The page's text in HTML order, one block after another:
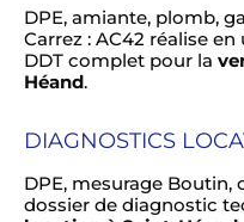
DPE, amiante, plomb,
Carrez : AC42 réalise
DDT complet pour la
Héand.
DIAGNOSTICS
DPE, mesurage Boutin,
dossier de diagnostic